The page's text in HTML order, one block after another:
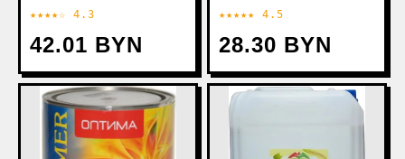
★★★★☆ 4.3
42.01 BYN
★★★★★ 4.5
28.30 BYN